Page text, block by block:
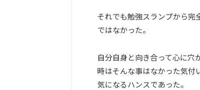
それでも勉強スランプから
ではなかった。
自分自身と向き合って心に穴
時はそんな事はなかった気付
気になるハンスであった。